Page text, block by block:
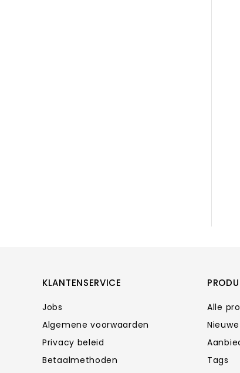
KLANTENSERVICE
Jobs
Algemene voorwaarden
Privacy beleid
Betaalmethoden
Alle
Tags